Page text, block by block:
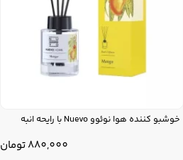
خوشبو کننده هوا نوئوو Nuevo با رایحه انبه
880,000تومان